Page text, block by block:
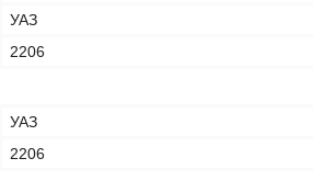
УАЗ
2206
УАЗ
2206